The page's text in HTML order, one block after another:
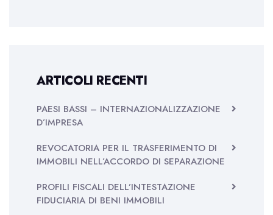
ARTICOLI RECENTI
PAESI BASSI – INTERNAZIONALIZZAZIONE
D’IMPRESA
REVOCATORIA PER IL TRASFERIMENTO DI
IMMOBILI NELL’ACCORDO DI SEPARAZIONE
PROFILI FISCALI DELL’INTESTAZIONE
FIDUCIARIA DI BENI IMMOBILI